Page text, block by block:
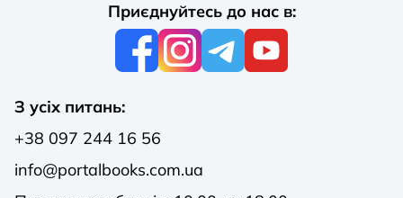
Приєднуйтесь до нас в:
З усіх питань:
+38 097 244 16 56
info@portalbooks.com.ua